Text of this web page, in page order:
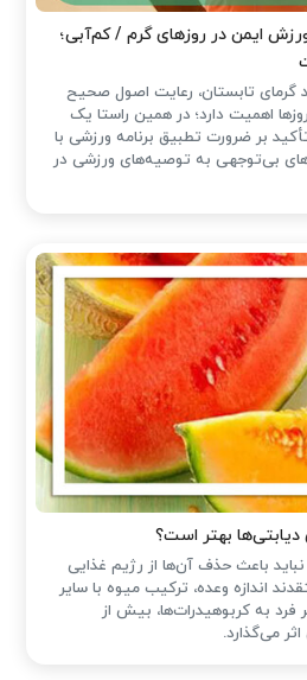
ایمن در روزهای گرم / کم‌آبی؛
گرمای تابستان، رعایت اصول صحیح
اهمیت دارد؛ در همین راستا یک
بر ضرورت تطبیق برنامه ورزشی با
بی‌توجهی به توصیه‌های ورزشی در
دیابتی‌ها بهتر است؟
باعث حذف آن‌ها از رژیم غذایی
اندازه وعده، ترکیب میوه با سایر
به کربوهیدرات‌ها، بیش از
می‌گذارد.